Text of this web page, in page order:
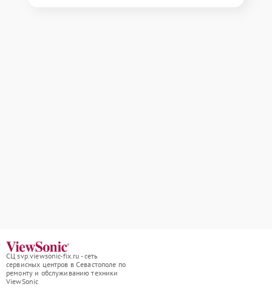
СЦ svp.viewsonic-fix.ru - сеть
сервисных центров в Севастополе по
ремонту и обслуживанию техники
ViewSonic